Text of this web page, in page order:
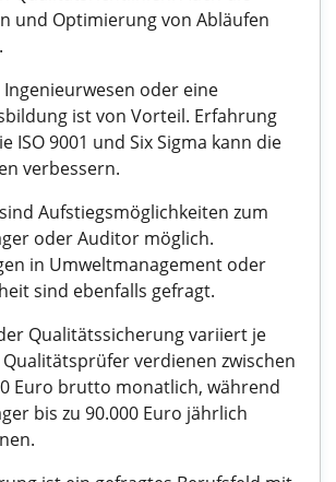
und Optimierung von Abläufen
oder eine
ist von Vorteil. Erfahrung
ISO 9001 und Six Sigma kann die
verbessern.
Aufstiegsmöglichkeiten zum
oder Auditor möglich.
in Umweltmanagement oder
sind ebenfalls gefragt.
Qualitätssicherung variiert je
verdienen zwischen
Euro brutto monatlich, während
bis zu 90.000 Euro jährlich